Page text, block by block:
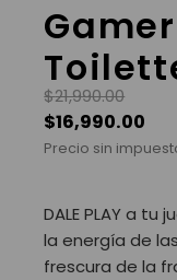
$21,990.00
$16,990.00
Precio sin
DALE PLAY a
la energía de
frescura de la